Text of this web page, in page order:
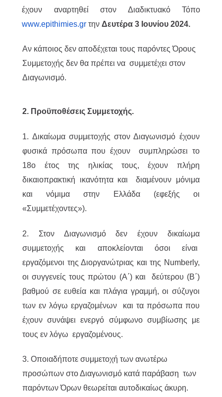
έχουν αναρτηθεί στον Διαδικτυακό Τόπο
www.epithimies.gr την Δευτέρα 3 Ιουνίου 2024.
Αν κάποιος δεν αποδέχεται τους παρόντες Όρους
Συμμετοχής δεν θα πρέπει να συμμετέχει στον
Διαγωνισμό.
2. Προϋποθέσεις Συμμετοχής.
1. Δικαίωμα συμμετοχής στον Διαγωνισμό έχουν
φυσικά πρόσωπα που έχουν συμπληρώσει το
18ο έτος της ηλικίας τους, έχουν πλήρη
δικαιοπρακτική ικανότητα και διαμένουν μόνιμα
και νόμιμα στην Ελλάδα (εφεξής οι
«Συμμετέχοντες»).
2. Στον Διαγωνισμό δεν έχουν δικαίωμα
συμμετοχής και αποκλείονται όσοι είναι
εργαζόμενοι της Διοργανώτριας και της Numberly,
οι συγγενείς τους πρώτου (Α΄) και δεύτερου (Β΄)
βαθμού σε ευθεία και πλάγια γραμμή, οι σύζυγοι
των εν λόγω εργαζομένων και τα πρόσωπα που
έχουν συνάψει ενεργό σύμφωνο συμβίωσης με
τους εν λόγω εργαζομένους.
3. Οποιαδήποτε συμμετοχή των ανωτέρω
προσώπων στο Διαγωνισμό κατά παράβαση των
παρόντων Όρων θεωρείται αυτοδικαίως άκυρη.